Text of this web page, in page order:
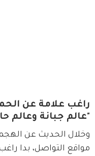
راغب علامة عن
"عالم جبانة وعالم
وخلال الحديث عن
مواقع التواصل، بدا